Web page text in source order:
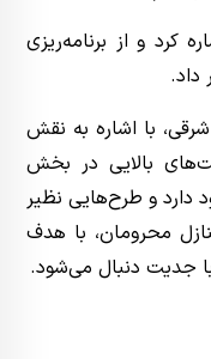
اشاره کرد و از برنامه‌ریزی
با اشاره به نقش
بالایی در بخش
و طرح‌هایی نظیر
محرومان، با هدف
جدیت دنبال می‌شود.